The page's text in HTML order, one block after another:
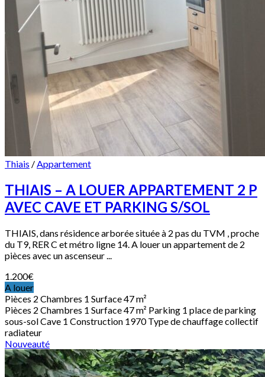
Thiais /Appartement
THIAIS – A LOUER APPARTEMENT 2 P
AVEC CAVE ET PARKING S/SOL
THIAIS, dans résidence arborée située à 2 pas du TVM , proche
du T9, RER C et métro ligne 14. A louer un appartement de 2
pièces avec un ascenseur ...
1.200€
A louer
Pièces 2 Chambres 1 Surface47 m²
Pièces 2 Chambres 1 Surface47 m² Parking 1 place de parking
sous-solCave 1 Construction 1970 Type de chauffagecollectif
radiateur
Nouveauté